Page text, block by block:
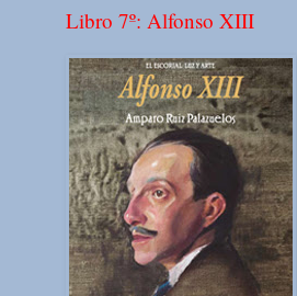
Libro 7º: Alfonso XIII